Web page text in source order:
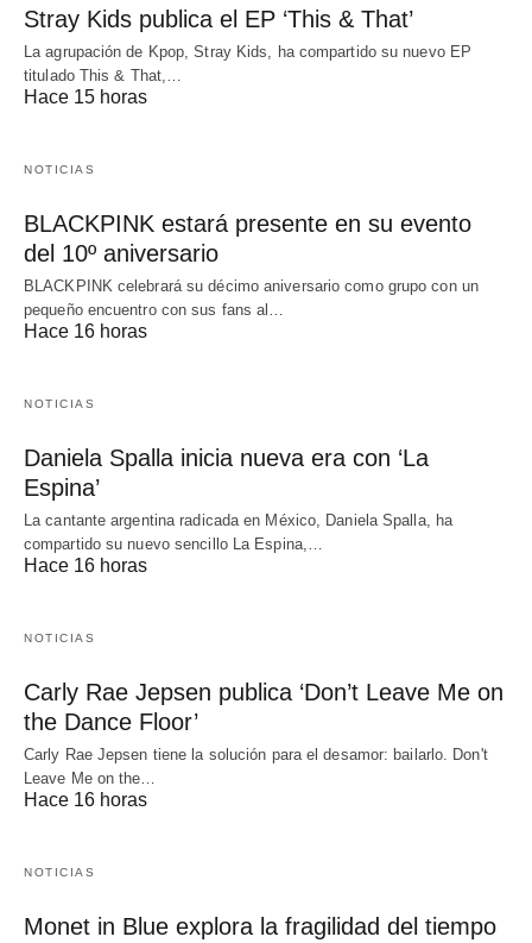
Stray Kids publica el EP ‘This & That’
La agrupación de Kpop, Stray Kids, ha compartido su nuevo EP
titulado This & That,…
Hace 15 horas
NOTICIAS
BLACKPINK estará presente en su evento
del 10º aniversario
BLACKPINK celebrará su décimo aniversario como grupo con un
pequeño encuentro con sus fans al…
Hace 16 horas
NOTICIAS
Daniela Spalla inicia nueva era con ‘La
Espina’
La cantante argentina radicada en México, Daniela Spalla, ha
compartido su nuevo sencillo La Espina,…
Hace 16 horas
NOTICIAS
Carly Rae Jepsen publica ‘Don’t Leave Me on
the Dance Floor’
Carly Rae Jepsen tiene la solución para el desamor: bailarlo. Don't
Leave Me on the…
Hace 16 horas
NOTICIAS
Monet in Blue explora la fragilidad del tiempo